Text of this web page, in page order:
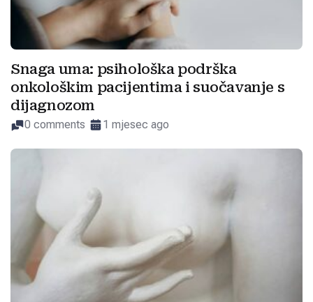
Snaga uma: psihološka podrška
onkološkim pacijentima i suočavanje s
dijagnozom
0 comments 1 mjesec ago